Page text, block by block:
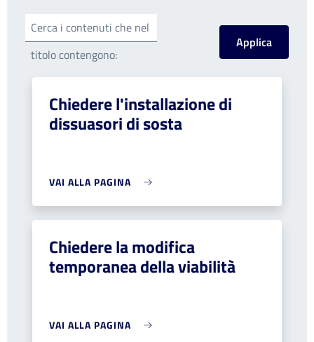
Cerca i contenuti che nel
titolo contengono:
Chiedere l'installazione di
dissuasori di sosta
VAI ALLA PAGINA
Chiedere la modifica
temporanea della viabilità
VAI ALLA PAGINA